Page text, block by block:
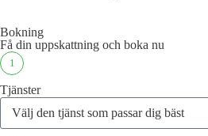
Bokning
Få din uppskattning och boka nu
1
Tjänster